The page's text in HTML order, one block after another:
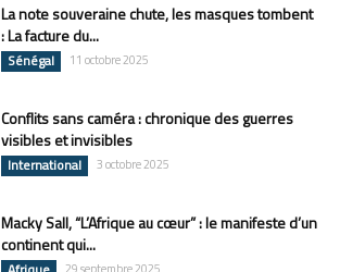
La note souveraine chute, les masques tombent
: La facture du...
Sénégal 11 octobre 2025
Conflits sans caméra : chronique des guerres
visibles et invisibles
International 3 octobre 2025
Macky Sall, “L’Afrique au cœur” : le manifeste d’un
continent qui...